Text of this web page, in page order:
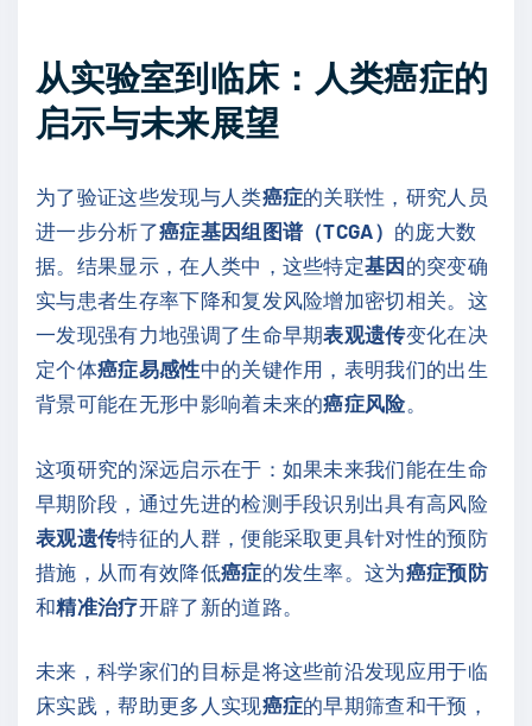
从实验室到临床：人类癌症的
启示与未来展望
为了验证这些发现与人类癌症的关联性，研究人员
进一步分析了癌症基因组图谱（TCGA） 的庞大数
据。结果显示，在人类中，这些特定基因的突变确
实与患者生存率下降和复发风险增加密切相关。这
一发现强有力地强调了生命早期表观遗传变化在决
定个体癌症易感性中的关键作用，表明我们的出生
背景可能在无形中影响着未来的癌症风险。
这项研究的深远启示在于：如果未来我们能在生命
早期阶段，通过先进的检测手段识别出具有高风险
表观遗传特征的人群，便能采取更具针对性的预防
措施，从而有效降低癌症的发生率。这为癌症预防
和精准治疗开辟了新的道路。
未来，科学家们的目标是将这些前沿发现应用于临
床实践，帮助更多人实现癌症的早期筛查和干预，